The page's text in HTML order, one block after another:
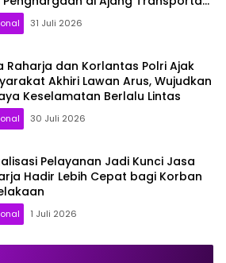
Awards 2026
31 Juli 2026
Raharja dan Korlantas Polri Ajak
Akhiri Lawan Arus, Wujudkan
Keselamatan Berlalu Lintas
30 Juli 2026
Pelayanan Jadi Kunci Jasa
Hadir Lebih Cepat bagi Korban
1 Juli 2026